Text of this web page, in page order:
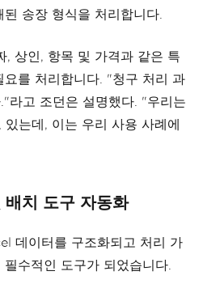
송장 형식을 처리합니다.
상인, 항목 및 가격과 같은 특
를 처리합니다. "청구 처리 과
라고 조던은 설명했다. "우리는
는데, 이는 우리 사용 사례에
치 도구 자동화
데이터를 구조화되고 처리 가
수적인 도구가 되었습니다.